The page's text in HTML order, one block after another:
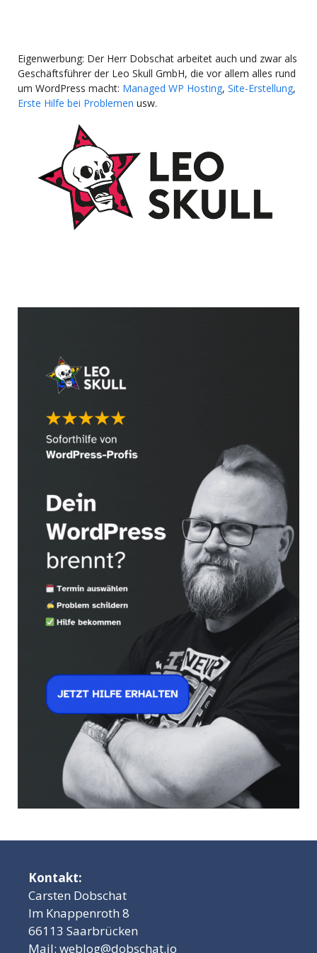
Eigenwerbung: Der Herr Dobschat arbeitet auch und zwar als
Geschäftsführer der Leo Skull GmbH, die vor allem alles rund
um WordPress macht: Managed WP Hosting, Site-Erstellung,
Erste Hilfe bei Problemen usw.
Kontakt:
Carsten Dobschat
Im Knappenroth 8
66113 Saarbrücken
Mail: weblog@dobschat.io